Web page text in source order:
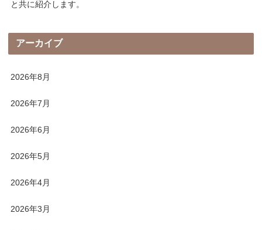
と共に紹介します。
アーカイブ
2026年8月
2026年7月
2026年6月
2026年5月
2026年4月
2026年3月